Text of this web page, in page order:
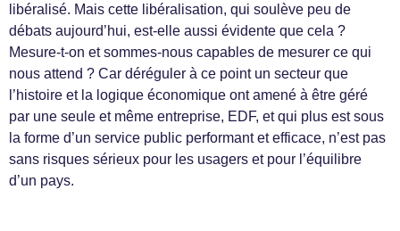
libéralisé. Mais cette libéralisation, qui soulève peu de
débats aujourd’hui, est-elle aussi évidente que cela ?
Mesure-t-on et sommes-nous capables de mesurer ce qui
nous attend ? Car déréguler à ce point un secteur que
l’histoire et la logique économique ont amené à être géré
par une seule et même entreprise, EDF, et qui plus est sous
la forme d’un service public performant et efficace, n’est pas
sans risques sérieux pour les usagers et pour l’équilibre
d’un pays.